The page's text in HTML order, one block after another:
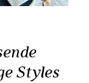
Styles